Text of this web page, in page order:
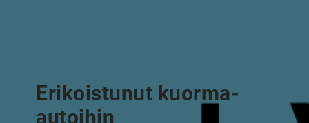
Erikoistunut kuorma-
autoihin